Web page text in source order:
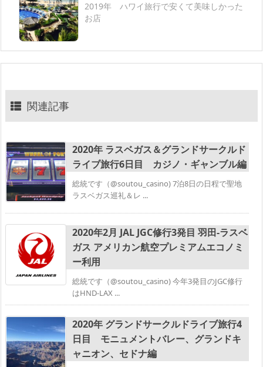
2019年 ハワイ旅行で安くて美味しかった
お店
関連記事
2020年 ラスベガス＆グランドサークルド
ライブ旅行6日目 カジノ・ギャンブル編
総統です（@soutou_casino) 7泊8日の日程で聖地
ラスベガス巡礼＆レ ...
2020年2月 JAL JGC修行3発目 羽田-ラスベ
ガス アメリカン航空プレミアムエコノミ
ー利用
総統です（@soutou_casino) 今年3発目のJGC修行
はHND-LAX ...
2020年 グランドサークルドライブ旅行4
日目 モニュメントバレー、グランドキ
ャニオン、セドナ編